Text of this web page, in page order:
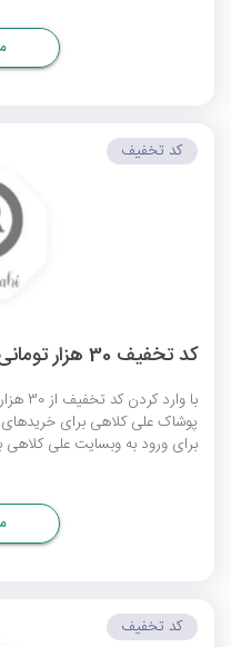
کد تخفیف 30 هزار تومانی علی کلاهی
با
برای ورود به وبسایت علی کلاهی
کد تخفیف
کد تخفیف